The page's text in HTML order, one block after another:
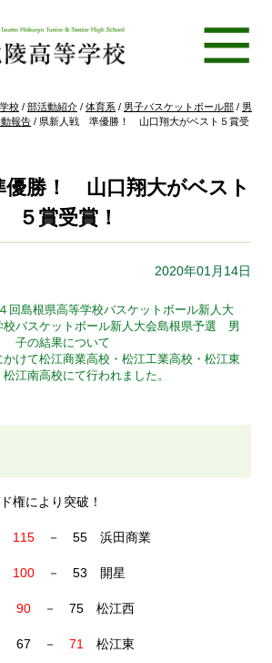
校 / 部活動紹介 / 体育系 / 男子バスケットボール部 / 男
報告 / 県新人戦 準優勝！ 山口翔大がベスト５賞受
勝！ 山口翔大がベスト
５賞受賞！
2020年01月14日
島根県高等学校バスケットボール新人大
バスケットボール新人大会島根県予選 男
子の結果について
かけて松江商業高校・松江工業高校・松江東
江南高校にて行われました。
により突破！
115 － 55 浜田商業
100 － 53 開星
90 － 75 松江西
67 －71 松江東